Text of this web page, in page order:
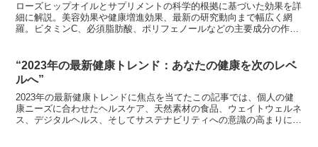
ローズヒップオイルとサプリメントの科学的根拠に基づいた効果を詳
細に解説。美容効果や健康増進効果、最新の研究動向まで幅広く網
羅。ビタミンC、必須脂肪酸、ポリフェノールなどの主要成分の作用
“2023年の最新健康トレンド：あなたの健康を次のレベ
ルへ”
2023年の最新健康トレンドに焦点を当てたこの記事では、個人の健
康ニーズに合わせたヘルスケア、天然素材の食品、ウェイトウェルネ
ス、デジタルヘルス、そしてサステナビリティへの意識の高まりにつ